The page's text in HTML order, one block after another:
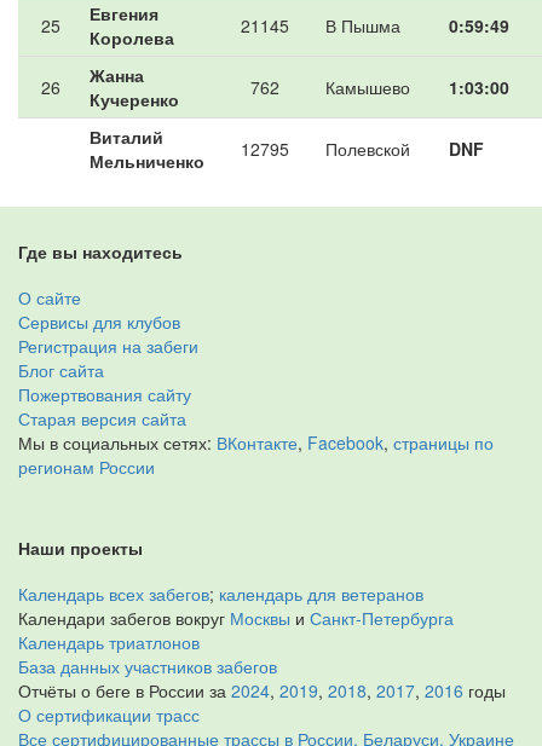
25
Евгения
Королева
21145 В Пышма 0:59:49
26
Жанна
Кучеренко
762 Камышево 1:03:00
Виталий
Мельниченко
12795 Полевской DNF
Где вы находитесь
О сайте
Сервисы для клубов
Регистрация на забеги
Блог сайта
Пожертвования сайту
Старая версия сайта
Мы в социальных сетях: ВКонтакте, Facebook, страницы по
регионам России
Наши проекты
Календарь всех забегов; календарь для ветеранов
Календари забегов вокруг Москвы и Санкт-Петербурга
Календарь триатлонов
База данных участников забегов
Отчёты о беге в России за 2024, 2019, 2018, 2017, 2016 годы
О сертификации трасс
Все сертифицированные трассы в России, Беларуси, Украине